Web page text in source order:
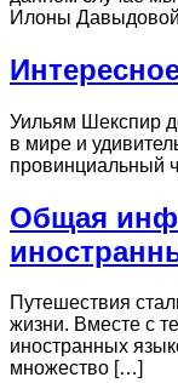
Илоны
Уильям Шекспир
в мире и
провинциальный
Общая
Путешествия
жизни. Вместе с
иностранных
множество […]